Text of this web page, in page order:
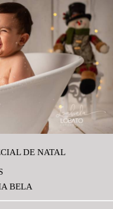
DE NATAL
BELA